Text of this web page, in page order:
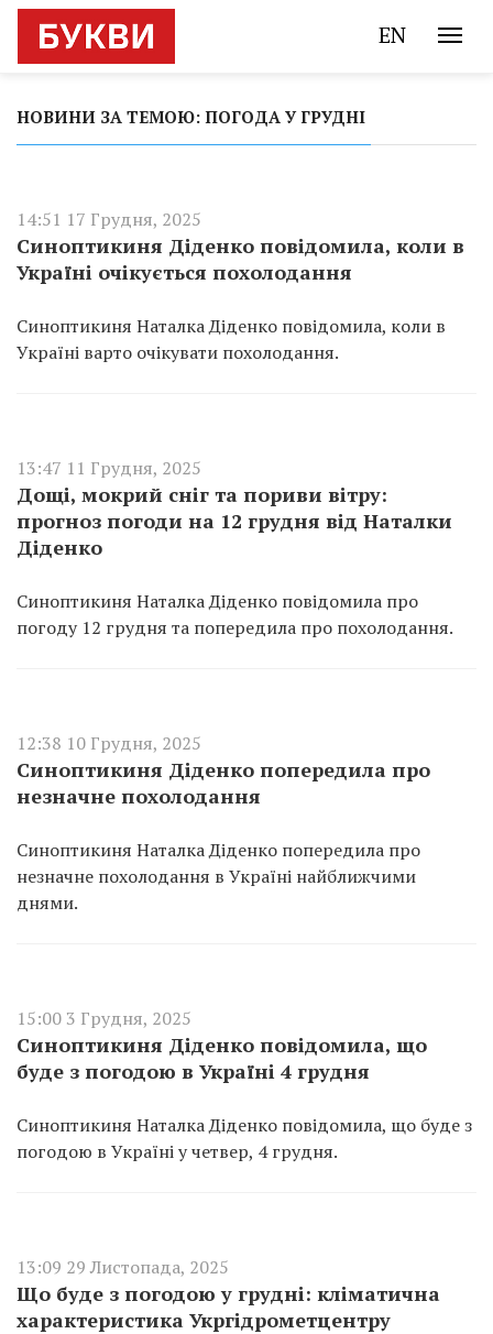
EN
НОВИНИ ЗА ТЕМОЮ: ПОГОДА У ГРУДНІ
14:51 17 Грудня, 2025
Синоптикиня Діденко повідомила, коли в
Україні очікується похолодання
Синоптикиня Наталка Діденко повідомила, коли в
Україні варто очікувати похолодання.
13:47 11 Грудня, 2025
Дощі, мокрий сніг та пориви вітру:
прогноз погоди на 12 грудня від Наталки
Діденко
Синоптикиня Наталка Діденко повідомила про
погоду 12 грудня та попередила про похолодання.
12:38 10 Грудня, 2025
Синоптикиня Діденко попередила про
незначне похолодання
Синоптикиня Наталка Діденко попередила про
незначне похолодання в Україні найближчими
днями.
15:00 3 Грудня, 2025
Синоптикиня Діденко повідомила, що
буде з погодою в Україні 4 грудня
Синоптикиня Наталка Діденко повідомила, що буде з
погодою в Україні у четвер, 4 грудня.
13:09 29 Листопада, 2025
Що буде з погодою у грудні: кліматична
характеристика Укргідрометцентру